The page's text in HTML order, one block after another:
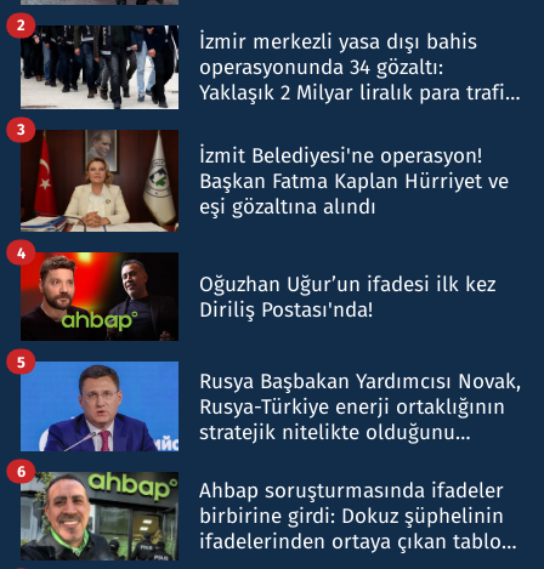
İzmir merkezli yasa dışı bahis
operasyonunda 34 gözaltı:
Yaklaşık 2 Milyar liralık para trafiği
2
İzmit Belediyesi'ne operasyon!
Başkan Fatma Kaplan Hürriyet ve
eşi gözaltına alındı
3
Oğuzhan Uğur’un ifadesi ilk kez
Diriliş Postası'nda!
4
Rusya Başbakan Yardımcısı Novak,
Rusya-Türkiye enerji ortaklığının
stratejik nitelikte olduğunu
5
Ahbap soruşturmasında ifadeler
birbirine girdi: Dokuz şüphelinin
ifadelerinden ortaya çıkan tablo
6